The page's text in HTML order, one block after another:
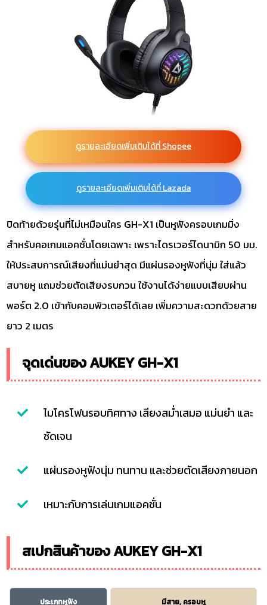
ดูรายละเอียดเพิ่มเติมได้ที่ Shopee
ดูรายละเอียดเพิ่มเติมได้ที่ Lazada
ปิดท้ายด้วยรุ่นที่ไม่เหมือนใคร GH-X1 เป็นหูฟังครอบเกมมิ่ง
สำหรับคอเกมแอคชั่นโดยเฉพาะ เพราะไดรเวอร์ไดนามิก 50 มม.
ให้ประสบการณ์เสียงที่แม่นยำสุด มีแผ่นรองหูฟังที่นุ่ม ใส่แล้ว
สบายหู แถมช่วยตัดเสียงรบกวน ใช้งานได้ง่ายแบบเสียบผ่าน
พอร์ต 2.0 เข้ากับคอมพิวเตอร์ได้เลย เพิ่มความสะดวกด้วยสาย
ยาว 2 เมตร
จุดเด่นของ AUKEY GH-X1
ไมโครโฟนรอบทิศทาง เสียงสม่ำเสมอ แม่นยำ และ
ชัดเจน
แผ่นรองหูฟังนุ่ม ทนทาน และช่วยตัดเสียงภายนอก
เหมาะกับการเล่นเกมแอคชั่น
สเปกสินค้าของ AUKEY GH-X1
ประเภทหูฟัง มีสาย, ครอบหู